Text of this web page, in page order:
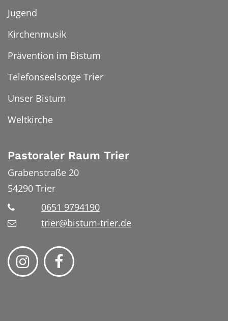
Jugend
Kirchenmusik
Prävention im Bistum
Telefonseelsorge Trier
Unser Bistum
Weltkirche
Pastoraler Raum Trier
Grabenstraße 20
54290 Trier
0651 9794190
trier@bistum-trier.de